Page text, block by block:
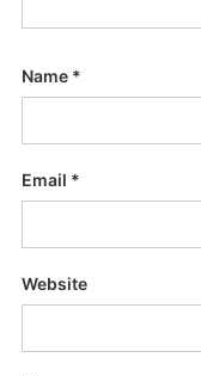
Name *
Email *
Website